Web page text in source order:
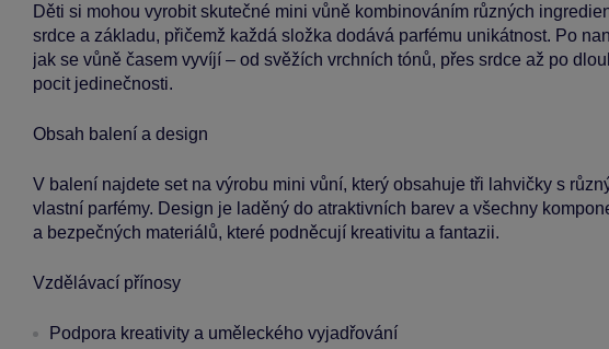
Děti si mohou vyrobit skutečné mini vůně kombinováním různých
srdce a základu, přičemž každá složka dodává parfému unikátnost. Po
jak se vůně časem vyvíjí – od svěžích vrchních tónů, přes srdce až po
pocit jedinečnosti.
Obsah balení a design
V balení najdete set na výrobu mini vůní, který obsahuje tři lahvičky s
vlastní parfémy. Design je laděný do atraktivních barev a všechny
a bezpečných materiálů, které podněcují kreativitu a fantazii.
Vzdělávací přínosy
Podpora kreativity a uměleckého vyjadřování